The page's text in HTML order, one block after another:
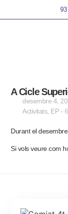
A Cicle
desembre 4,
Activitats, EP - 6
Durant el
Si vols veure com